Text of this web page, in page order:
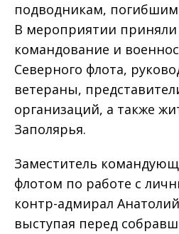
подводникам,
В мероприятии приняли
командование и
Северного флота,
ветераны,
организаций, а также
Заполярья.
Заместитель
флотом по работе с
контр-адмирал
выступая перед